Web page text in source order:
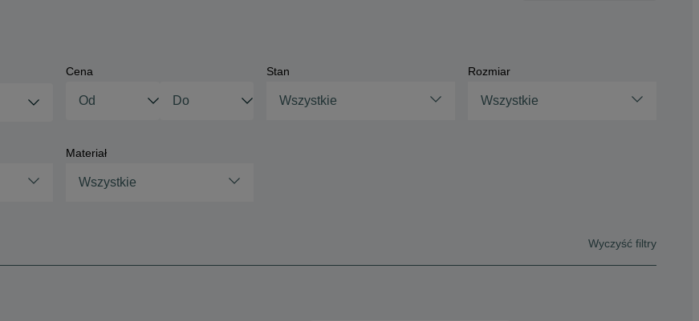
Cena Stan
Wszystkie
Rozmiar
Wszystkie
Materiał
Wszystkie
Wyczyść filtry